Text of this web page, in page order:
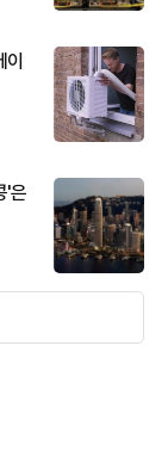
'은